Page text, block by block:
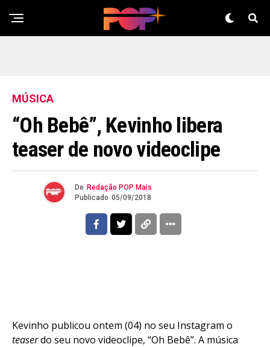
MÚSICA
“Oh Bebê”, Kevinho libera
teaser de novo videoclipe
De Redação POP Mais
Publicado 05/09/2018
Kevinho publicou ontem (04) no seu Instagram o
teaserdo seu novo videoclipe, “Oh Bebê”. A música